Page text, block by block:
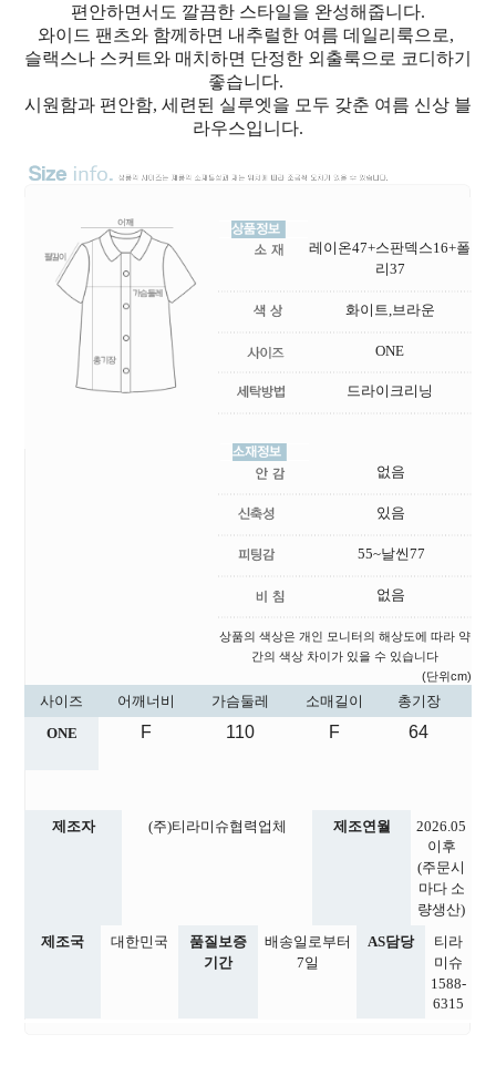
편안하면서도 깔끔한 스타일을 완성해줍니다.
와이드 팬츠와 함께하면 내추럴한 여름 데일리룩으로,
슬랙스나 스커트와 매치하면 단정한 외출룩으로 코디하기
좋습니다.
시원함과 편안함, 세련된 실루엣을 모두 갖춘 여름 신상 블
라우스입니다.
레이온47+스판덱스16+폴
리37
화이트,브라운
ONE
드라이크리닝
없음
있음
55~날씬77
없음
상품의 색상은 개인 모니터의 해상도에 따라 약
간의 색상 차이가 있을 수 있습니다
(단위cm)
사이즈 어깨너비 가슴둘레 소매길이
총기장
ONE
F 110 F 64
제조자 (주)티라미슈협력업체 제조연월
2026.05
이후
(주문시
마다 소
량생산)
제조국
대한민국
품질보증
기간
배송일로부터
7일
AS담당
티라
미슈
1588-
6315